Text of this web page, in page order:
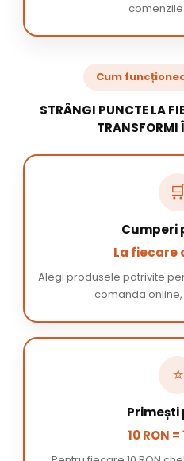
Cum
STRÂNGI PUNCTE LA
TRANSFORMI
Cumperi
La fiecare
Alegi produsele potrivite
comanda
⭐
10 RON